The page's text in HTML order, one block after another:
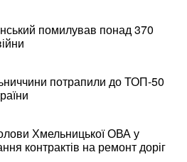
помилував понад 370
потрапили до ТОП-50
Хмельницької ОВА у
контрактів на ремонт доріг